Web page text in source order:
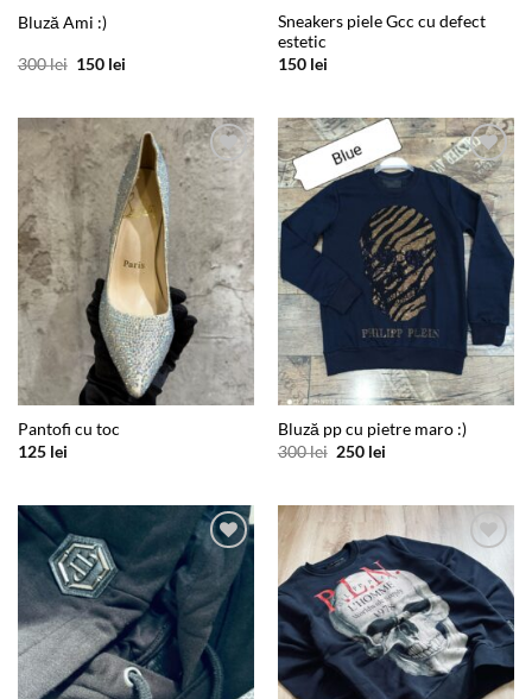
Bluză Ami :)
300lei Prețul
300 lei.
150 leiPrețul
Sneakers piele Gcc cu defect
estetic
150 lei
Add to
wishlist
Pantofi cu toc
125 lei
Add to
wishlist
Bluză pp cu pietre maro :)
300lei Prețul
300 lei.
250 leiPrețul
Add to
wishlist
Add to
wishlist